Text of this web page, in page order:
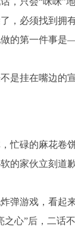
，必须找到拥
的第一件事是
是挂在嘴边的
忙碌的麻花卷
的家伙立刻道
弹游戏，看起
心”后，二话